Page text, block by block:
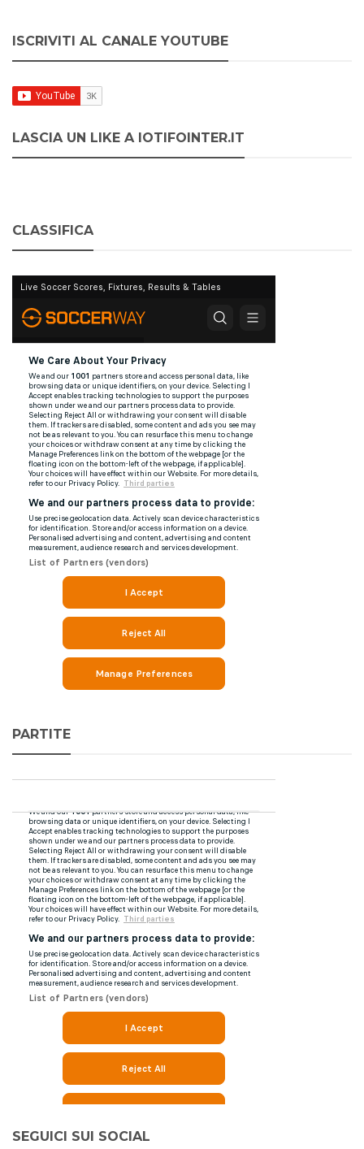
ISCRIVITI AL CANALE YOUTUBE
LASCIA UN LIKE A IOTIFOINTER.IT
CLASSIFICA
PARTITE
SEGUICI SUI SOCIAL